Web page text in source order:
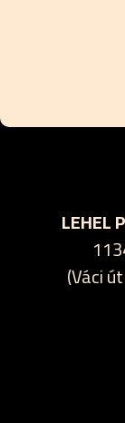
LEHEL
(Váci